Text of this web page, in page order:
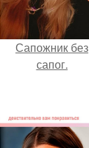
Сапожник без
сапог.